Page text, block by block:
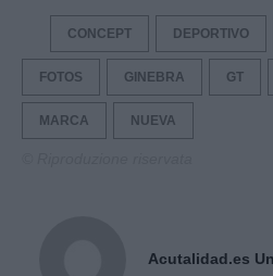
CONCEPT DEPORTIVO
FOTOS GINEBRA GT
MARCA NUEVA
Acutalidad.es